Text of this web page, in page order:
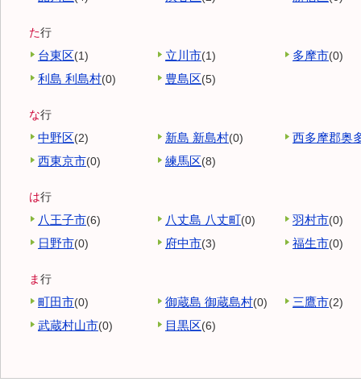
た行
台東区(1) 立川市(1) 多摩市(0)
利島 利島村(0) 豊島区(5)
な行
中野区(2) 新島 新島村(0)
西多摩郡奥
西東京市(0) 練馬区(8)
は行
八王子市(6) 八丈島 八丈町(0) 羽村市(0)
日野市(0) 府中市(3) 福生市(0)
ま行
町田市(0) 御蔵島 御蔵島村(0) 三鷹市(2)
武蔵村山市(0) 目黒区(6)